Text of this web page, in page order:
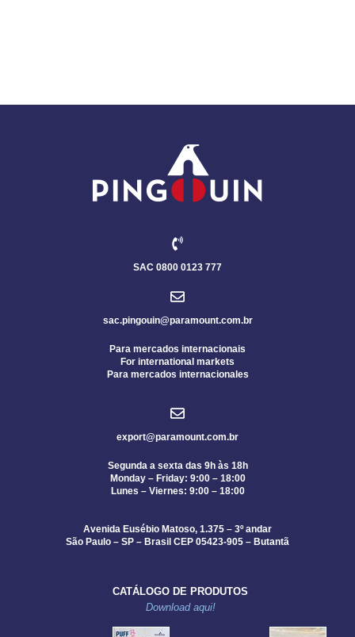
SAC 0800 0123 777
sac.pingouin@paramount.com.br
Para mercados internacionais
For international markets
Para mercados internacionales
export@paramount.com.br
Segunda a sexta das 9h às 18h
Monday – Friday: 9:00 – 18:00
Lunes – Viernes: 9:00 – 18:00
Avenida Eusébio Matoso, 1.375 – 3º andar
São Paulo – SP – Brasil CEP 05423-905 – Butantã
CATÁLOGO DE PRODUTOS
Download aqui!